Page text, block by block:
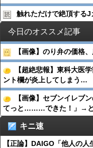
触れただけで絶頂する
今日のオススメ記事
【画像】のり弁の価格
【超絶悲報】東科大医
ント欄が炎上してしまう…
【画像】セブンイレブ
てっと………できた！」→
キニ速
【正論】DAIGO「他人の